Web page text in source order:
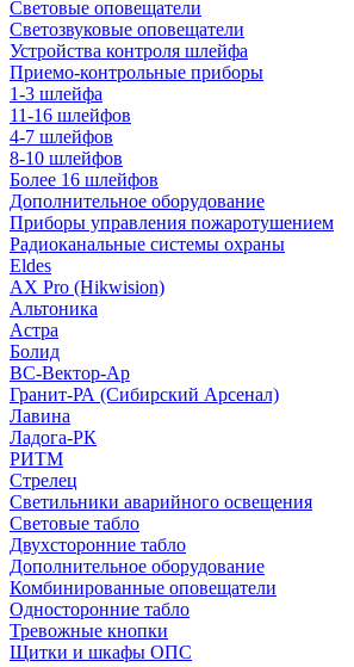
Световые оповещатели
Светозвуковые оповещатели
Устройства контроля шлейфа
Приемо-контрольные приборы
1-3 шлейфа
11-16 шлейфов
4-7 шлейфов
8-10 шлейфов
Более 16 шлейфов
Дополнительное оборудование
Приборы управления пожаротушением
Радиоканальные системы охраны
Eldes
AX Pro (Hikwision)
Альтоника
Астра
Болид
ВС-Вектор-Ар
Гранит-РА (Сибирский Арсенал)
Лавина
Ладога-РК
РИТМ
Стрелец
Светильники аварийного освещения
Световые табло
Двухсторонние табло
Дополнительное оборудование
Комбинированные оповещатели
Односторонние табло
Тревожные кнопки
Щитки и шкафы ОПС